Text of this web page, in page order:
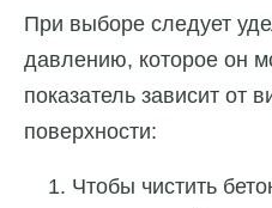
При выборе следует
давлению, которое он
показатель зависит от
поверхности:
Чтобы чистить